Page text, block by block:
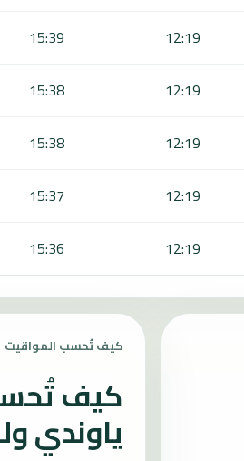
12:19
15:39
12:19
15:38
12:19
15:38
12:19
15:37
12:19
15:36
كيف تُحسب المواقيت
كيف
ياوندي